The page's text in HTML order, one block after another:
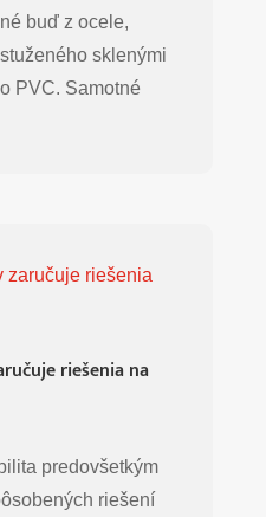
buď z ocele,
sklenými
PVC. Samotné
riešenia na
predovšetkým
riešení